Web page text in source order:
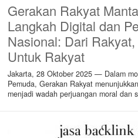
Gerakan Rakyat
Langkah Digital dan
Nasional: Dari
Untuk Rakyat
Jakarta, 28 Oktober 2025 — Dalam
Pemuda, Gerakan Rakyat
menjadi wadah perjuangan moral dan